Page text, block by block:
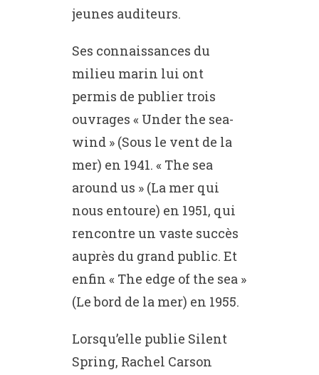
jeunes auditeurs.
Ses connaissances du
milieu marin lui ont
permis de publier trois
ouvrages « Under the sea-
wind » (Sous le vent de la
mer) en 1941. « The sea
around us » (La mer qui
nous entoure) en 1951, qui
rencontre un vaste succès
auprès du grand public. Et
enfin « The edge of the sea »
(Le bord de la mer) en 1955.
Lorsqu’elle publie Silent
Spring, Rachel Carson